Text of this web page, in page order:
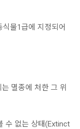
물1급에 지정되어
멸종에 처한 그 위
수 없는 상태(Extinct